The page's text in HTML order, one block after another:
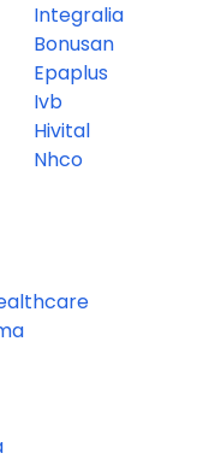
Integralia
Bonusan
Epaplus
Ivb
Hivital
Nhco